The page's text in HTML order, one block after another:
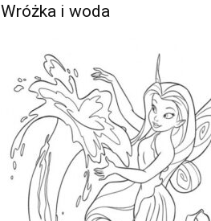
Wróżka i woda